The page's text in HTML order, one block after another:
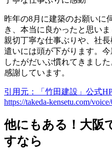
昨年の8月に建築のお願いに
き、本当に良かったと思い
親切丁寧な仕事ぶりや、社
遣いには頭が下がります。
したがだいぶ慣れてきまし
感謝しています。
引用元：「竹田建設」公式
https://takeda-kensetu.com/
他にもある！大阪
すなら